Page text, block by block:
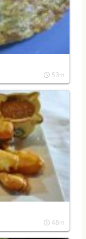
53m
48m